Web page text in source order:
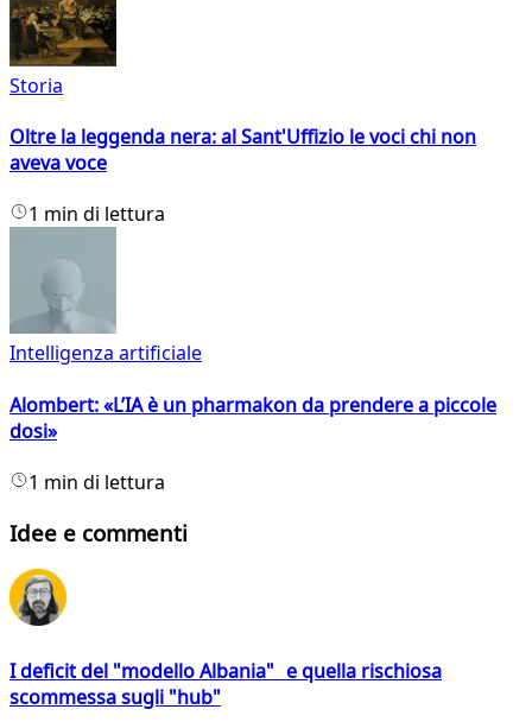
Storia
Oltre la leggenda nera: al Sant'Uffizio le voci chi non
aveva voce
1 min di lettura
Intelligenza artificiale
Alombert: «L’IA è un pharmakon da prendere a piccole
dosi»
1 min di lettura
Idee e commenti
I deficit del "modello Albania" e quella rischiosa
scommessa sugli "hub"